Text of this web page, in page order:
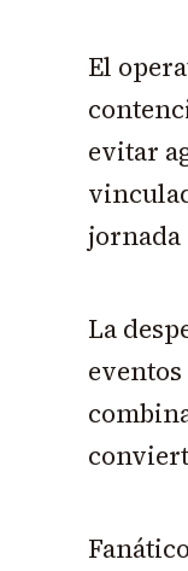
El
evitar
jornada
La